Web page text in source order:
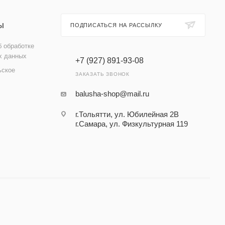
обработке
данных
ПОДПИСАТЬСЯ НА РАССЫЛКУ
+7 (927) 891-93-08
ЗАКАЗАТЬ ЗВОНОК
balusha-shop@mail.ru
г.Тольятти, ул. Юбилейная 2В
г.Самара, ул. Физкультурная 119